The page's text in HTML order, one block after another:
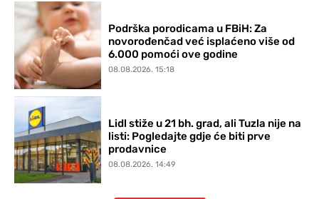
Podrška porodicama u FBiH: Za
novorođenčad već isplaćeno više od
6.000 pomoći ove godine
08.08.2026. 15:18
Lidl stiže u 21 bh. grad, ali Tuzla nije na
listi: Pogledajte gdje će biti prve
prodavnice
08.08.2026. 14:49